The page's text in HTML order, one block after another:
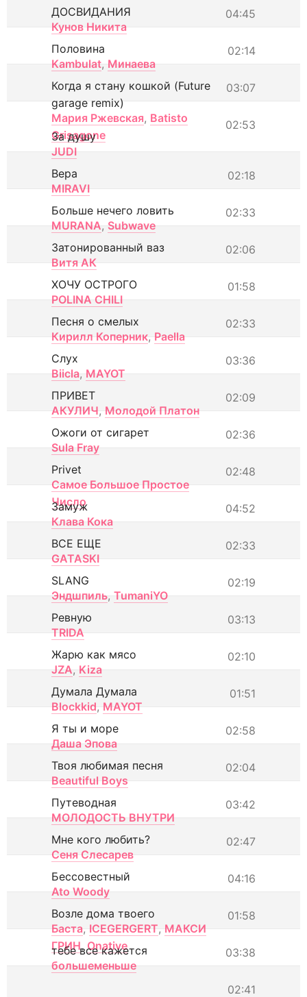
04:45
ДОСВИДАНИЯ
Кунов Никита
02:14
Половина
Kambulat, Минаева
03:07
Когда я стану кошкой (Future
garage remix)
Мария Ржевская, Batisto
Grisagone
02:53
За душу
JUDI
02:18
Вера
MIRAVI
02:33
Больше нечего ловить
MURANA, Subwave
02:06
Затонированный ваз
Витя АК
01:58
ХОЧУ ОСТРОГО
POLINA CHILI
02:33
Песня о смелых
Кирилл Коперник, Paella
03:36
Слух
Biicla, MAYOT
02:09
ПРИВЕТ
АКУЛИЧ, Молодой Платон
02:36
Ожоги от сигарет
Sula Fray
02:48
Privet
Самое Большое Простое
Число
04:52
Замуж
Клава Кока
02:33
ВСЕ ЕЩЕ
GATASKI
02:19
SLANG
Эндшпиль, TumaniYO
03:13
Ревную
TRIDA
02:10
Жарю как мясо
JZA, Kiza
01:51
Думала Думала
Blockkid, MAYOT
02:58
Я ты и море
Даша Эпова
02:04
Твоя любимая песня
Beautiful Boys
03:42
Путеводная
МОЛОДОСТЬ ВНУТРИ
02:47
Мне кого любить?
Сеня Слесарев
04:16
Бессовестный
Ato Woody
01:58
Возле дома твоего
Баста, ICEGERGERT, МАКСИ
ГРИН, Onative 03:38
тебе все кажется
большеменьше
02:41